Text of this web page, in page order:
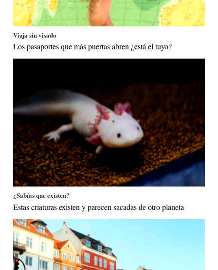
Viaja sin visado
Los pasaportes que más puertas abren ¿está el tuyo?
¿Sabías que existen?
Estas criaturas existen y parecen sacadas de otro planeta